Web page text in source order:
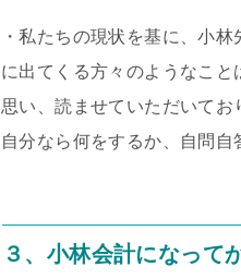
・私たちの現状を基に、小
に出てくる方々のようなこ
思い、読ませていただいてお
自分なら何をするか、自問自
３、小林会計になって